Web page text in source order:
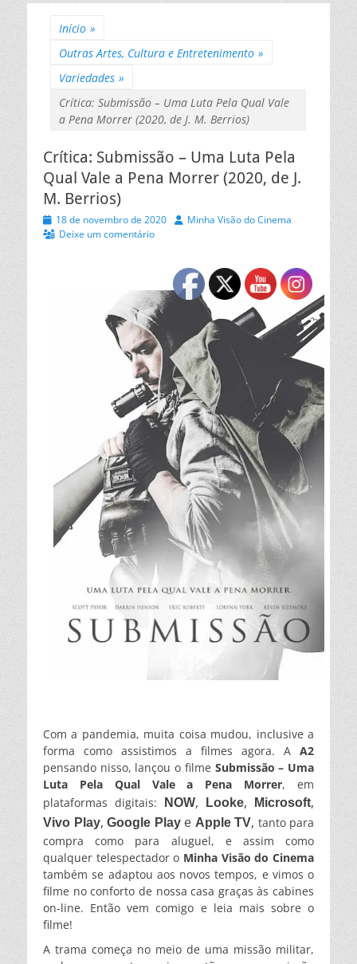
Início »
Outras Artes, Cultura e Entretenimento »
Variedades »
Crítica: Submissão – Uma Luta Pela Qual Vale
a Pena Morrer (2020, de J. M. Berrios)
Crítica: Submissão – Uma Luta Pela
Qual Vale a Pena Morrer (2020, de J.
M. Berrios)
Posted
on
18 de novembro de 2020 AutorMinha Visão do Cinema
Deixe um comentário
Com a pandemia, muita coisa mudou, inclusive a
forma como assistimos a filmes agora. A A2
pensando nisso, lançou o filme Submissão – Uma
Luta Pela Qual Vale a Pena Morrer, em
plataformas digitais:
NOW, Looke, Microsoft,
Vivo Play, Google Playe Apple TV, tanto para
compra como para aluguel, e assim como
qualquer telespectador o Minha Visão do Cinema
também se adaptou aos novos tempos, e vimos o
filme no conforto de nossa casa graças às cabines
on-line. Então vem comigo e leia mais sobre o
filme!
A trama começa no meio de uma missão militar,